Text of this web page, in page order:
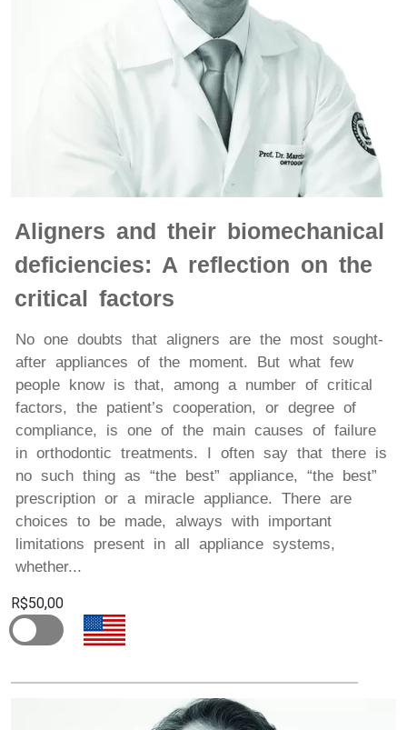
Aligners and their biomechanical
deficiencies: A reflection on the
critical factors
No one doubts that aligners are the most sought-
after appliances of the moment. But what few
people know is that, among a number of critical
factors, the patient’s cooperation, or degree of
compliance, is one of the main causes of failure
in orthodontic treatments. I often say that there is
no such thing as “the best” appliance, “the best”
prescription or a miracle appliance. There are
choices to be made, always with important
limitations present in all appliance systems,
whether...
R$50,00